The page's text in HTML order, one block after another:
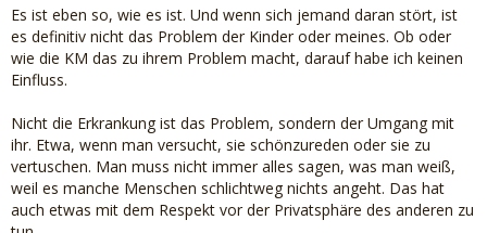
Es ist eben so, wie es ist. Und wenn sich jemand daran stört, ist
es definitiv nicht das Problem der Kinder oder meines. Ob oder
wie die KM das zu ihrem Problem macht, darauf habe ich keinen
Einfluss.
Nicht die Erkrankung ist das Problem, sondern der Umgang mit
ihr. Etwa, wenn man versucht, sie schönzureden oder sie zu
vertuschen. Man muss nicht immer alles sagen, was man weiß,
weil es manche Menschen schlichtweg nichts angeht. Das hat
auch etwas mit dem Respekt vor der Privatsphäre des anderen zu